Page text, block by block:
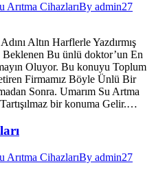
Arıtma CihazlarıBy admin27
Altın Harflerle Yazdırmış
Bu ünlü doktor’un En
Oluyor. Bu konuyu Toplum
Firmamız Böyle Ünlü Bir
Sonra. Umarım Su Artma
bir konuma Gelir.…
Arıtma CihazlarıBy admin27